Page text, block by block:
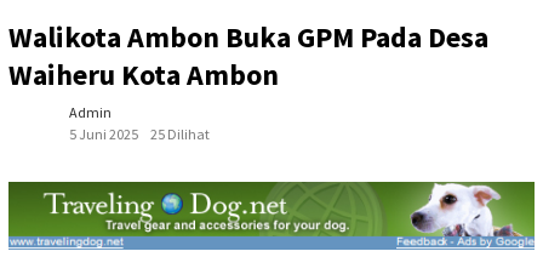
Walikota Ambon Buka GPM Pada Desa
Waiheru Kota Ambon
Admin
5 Juni 2025
25 Dilihat